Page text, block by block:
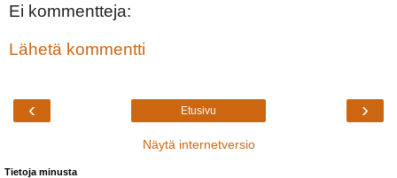
Ei kommentteja:
Lähetä kommentti
‹ ›
Etusivu
Näytä internetversio
Tietoja minusta